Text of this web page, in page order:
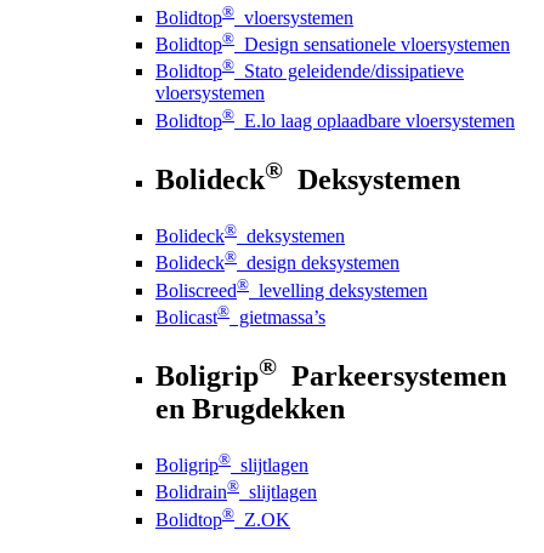
Bolidtop® vloersystemen
Bolidtop® Design sensationele vloersystemen
Bolidtop® Stato geleidende/dissipatieve
vloersystemen
Bolidtop® E.lo laag oplaadbare vloersystemen
Bolideck® Deksystemen
Bolideck® deksystemen
Bolideck® design deksystemen
Boliscreed® levelling deksystemen
Bolicast® gietmassa’s
Boligrip® Parkeersystemen
en Brugdekken
Boligrip® slijtlagen
Bolidrain® slijtlagen
Bolidtop® Z.OK